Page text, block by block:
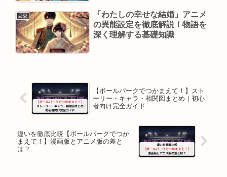
恋愛
「わたしの幸せな結婚」アニメ
の異能設定を徹底解説！物語を
深く理解する基礎知識
【ボールパークでつかまえて！】スト
ーリー・キャラ・相関図まとめ｜初心
者向け完全ガイド
違いを徹底比較【ボールパークでつか
まえて！】漫画版とアニメ版の差と
は？